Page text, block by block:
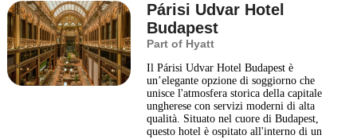
Párisi Udvar Hotel
Budapest
Part of Hyatt
Il Párisi Udvar Hotel Budapest è
un’elegante opzione di soggiorno che
unisce l'atmosfera storica della capitale
ungherese con servizi moderni di alta
qualità. Situato nel cuore di Budapest,
questo hotel è ospitato all'interno di un